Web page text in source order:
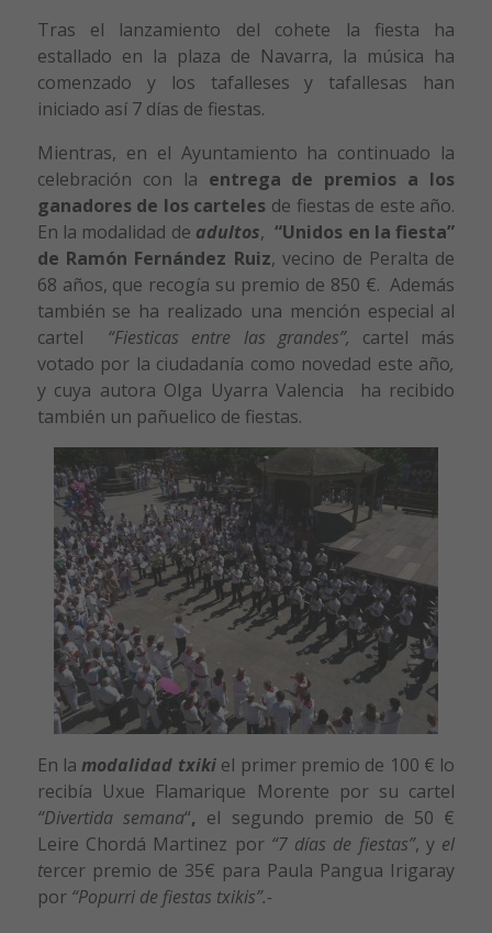
Tras el lanzamiento del cohete la fiesta ha
estallado en la plaza de Navarra, la música ha
comenzado y los tafalleses y tafallesas han
iniciado así 7 días de fiestas.
Mientras, en el Ayuntamiento ha continuado la
celebración con la entrega de premios a los
ganadores de los carteles de fiestas de este año.
En la modalidad de adultos,“Unidos en la fiesta”
de Ramón Fernández Ruiz, vecino de Peralta de
68 años, que recogía su premio de 850 €. Además
también se ha realizado una mención especial al
cartel “Fiesticas entre las grandes”, cartel más
votado por la ciudadanía como novedad este año,
y cuya autora Olga Uyarra Valencia ha recibido
también un pañuelico de fiestas.
En la modalidad txiki el primer premio de 100 € lo
recibía Uxue Flamarique Morente por su cartel
“Divertida semana“, el segundo premio de 50 €
Leire Chordá Martinez por“7 días de fiestas”, y el
tercer premio de 35€ para Paula Pangua Irigaray
por“Popurri de fiestas txikis”.-